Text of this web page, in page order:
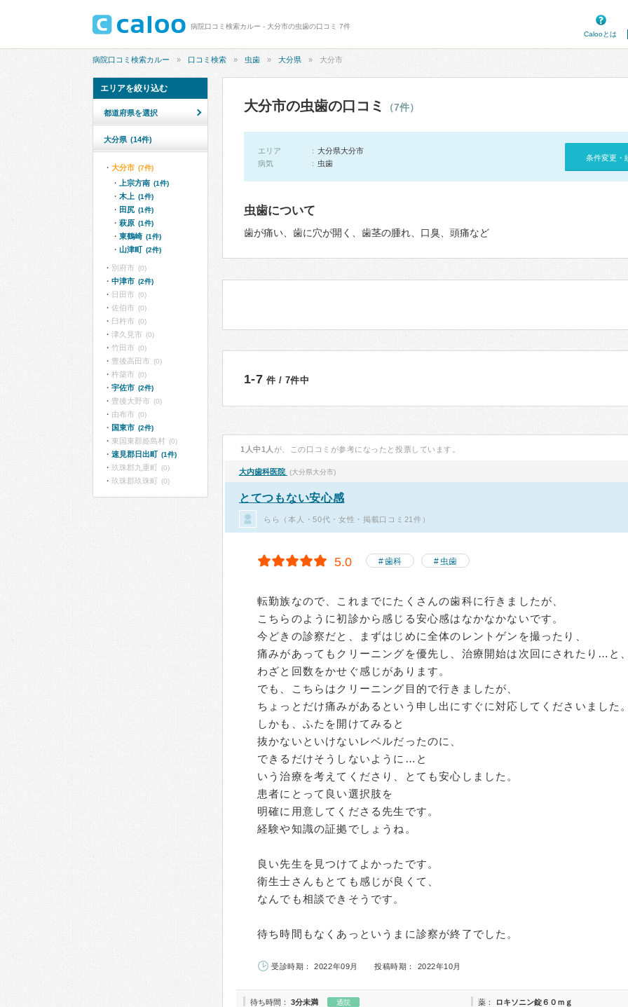
病院口コミ検索カルー - 大分市の虫歯の口コミ 7件
Calooとは
病院口コミ検索カルー 口コミ検索 虫歯 大分県 大分市
大分市の虫歯の口コミ （7件）
エリア
大分県大分市
病気
虫歯
条件変更・
虫歯について
歯が痛い、歯に穴が開く、歯茎の腫れ、口臭、頭痛など
1-7 件 / 7件中
1人中1人 が、この口コミが参考になったと投票しています。
大内歯科医院 (大分県大分市)
とてつもない安心感
らら（本人・50代・女性・掲載口コミ21件）
5.0 歯科 虫歯
転勤族なので、これまでにたくさんの歯科に行きましたが、
こちらのように初診から感じる安心感はなかなかないです。
今どきの診察だと、まずはじめに全体のレントゲンを撮ったり、
痛みがあってもクリーニングを優先し、治療開始は次回にされたり…と
わざと回数をかせぐ感じがあります。
でも、こちらはクリーニング目的で行きましたが、
ちょっとだけ痛みがあるという申し出にすぐに対応してくださいました
しかも、ふたを開けてみると
抜かないといけないレベルだったのに、
できるだけそうしないように…と
いう治療を考えてくださり、とても安心しました。
患者にとって良い選択肢を
明確に用意してくださる先生です。
経験や知識の証拠でしょうね。
良い先生を見つけてよかったです。
衛生士さんもとても感じが良くて、
なんでも相談できそうです。
待ち時間もなくあっというまに診察が終了でした。
受診時期： 2022年09月 投稿時期： 2022年10月
待ち時間： 3分未満 通院 薬： ロキソニン錠６０ｍｇ
エリアを絞り込む
都道府県を選択
大分県 (14件)
大分市 (7件)
上宗方南 (1件)
木上 (1件)
田尻 (1件)
萩原 (1件)
東鶴崎 (1件)
山津町 (2件)
別府市 (0)
中津市 (2件)
日田市 (0)
佐伯市 (0)
臼杵市 (0)
津久見市 (0)
竹田市 (0)
豊後高田市 (0)
杵築市 (0)
宇佐市 (2件)
豊後大野市 (0)
由布市 (0)
国東市 (2件)
東国東郡姫島村 (0)
速見郡日出町 (1件)
玖珠郡九重町 (0)
玖珠郡玖珠町 (0)